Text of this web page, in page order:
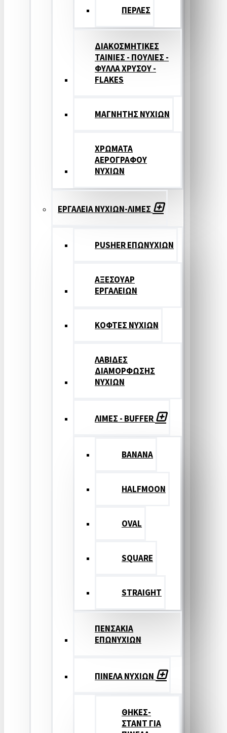
ΠΕΡΛΕΣ
ΔΙΑΚΟΣΜΗΤΙΚΕΣ
ΤΑΙΝΙΕΣ - ΠΟΥΛΙΕΣ -
ΦΥΛΛΑ ΧΡΥΣΟΥ -
FLAKES
ΜΑΓΝΗΤΗΣ ΝΥΧΙΩΝ
ΧΡΩΜΑΤΑ
ΑΕΡΟΓΡΑΦΟΥ
ΝΥΧΙΩΝ
ΕΡΓΑΛΕΙΑ ΝΥΧΙΩΝ-ΛΙΜΕΣ
PUSHER ΕΠΩΝΥΧΙΩΝ
ΑΞΕΣΟΥΑΡ
ΕΡΓΑΛΕΙΩΝ
ΚΟΦΤΕΣ ΝΥΧΙΩΝ
ΛΑΒΙΔΕΣ
ΔΙΑΜΟΡΦΩΣΗΣ
ΝΥΧΙΩΝ
ΛΙΜΕΣ - BUFFER
BANANA
HALFMOON
OVAL
SQUARE
STRAIGHT
ΠΕΝΣΑΚΙΑ
ΕΠΩΝΥΧΙΩΝ
ΠΙΝΕΛΑ ΝΥΧΙΩΝ
ΘΗΚΕΣ-
ΣΤΑΝΤ ΓΙΑ